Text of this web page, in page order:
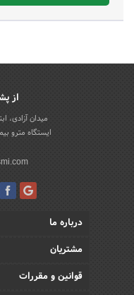
از
میدان آزادی،
ایستگاه مترو
درباره ما
مشتریان
قوانین و مقررات